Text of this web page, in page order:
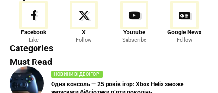
Facebook
Like
X
Follow
Youtube
Subscribe
Google News
Follow
Categories
Must Read
НОВИНИ ВІДЕОІГОР
Одна консоль — 25 років ігор: Xbox Helix зможе